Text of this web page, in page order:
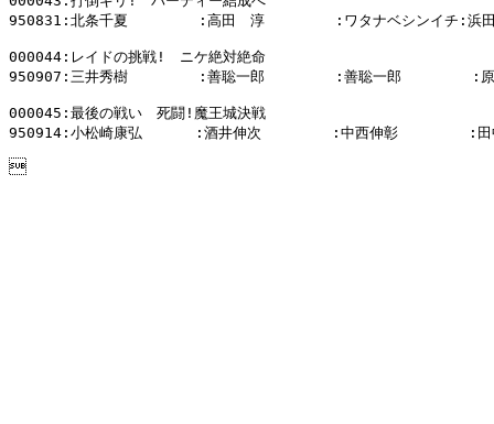
950831:北条千夏        :高田　淳        :ワタナベシンイチ:浜田
000044:レイドの挑戦!　ニケ絶対絶命
950907:三井秀樹        :善聡一郎        :善聡一郎        :原
000045:最後の戦い　死闘!魔王城決戦
